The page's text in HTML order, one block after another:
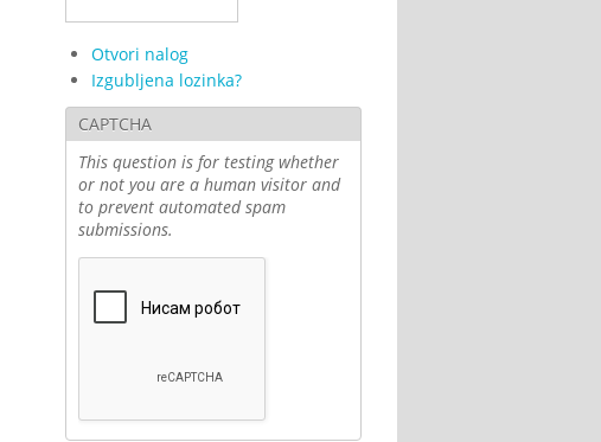
Otvori nalog
Izgubljena lozinka?
CAPTCHA
This question is for testing whether
or not you are a human visitor and
to prevent automated spam
submissions.